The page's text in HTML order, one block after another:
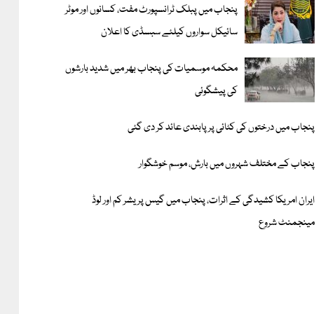
پنجاب میں پبلک ٹرانسپورٹ مفت، کسانوں اور موٹر
سائیکل سواروں کیلئے سبسڈی کا اعلان
محکمہ موسمیات کی پنجاب بھر میں شدید بارشوں
کی پیشگوئی
پنجاب میں درختوں کی کٹائی پر پابندی عائد کر دی گئی
پنجاب کے مختلف شہروں میں بارش، موسم خوشگوار
ایران امریکا کشیدگی کے اثرات، پنجاب میں گیس پریشر کم اور لوڈ
مینجمنٹ شروع